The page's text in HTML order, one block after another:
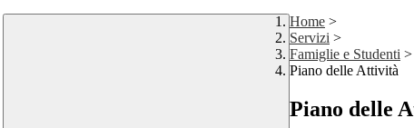
Home >
Servizi >
Famiglie e Studenti >
Piano delle Attività
Piano delle